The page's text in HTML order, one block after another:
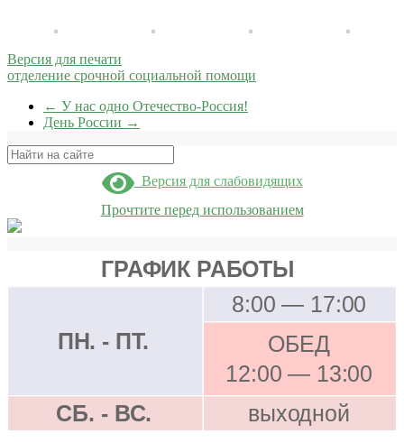
Версия для печати
отделение срочной социальной помощи
← У нас одно Отечество-Россия!
День России →
Поиск
Версия для слабовидящих
Прочтите перед использованием